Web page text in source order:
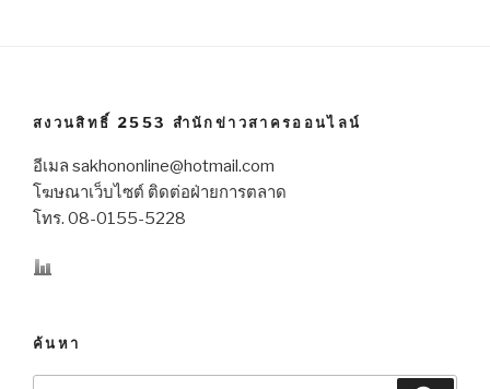
สงวนสิทธิ์ 2553 สำนักข่าวสาครออนไลน์
อีเมล sakhononline@hotmail.com
โฆษณาเว็บไซต์ ติดต่อฝ่ายการตลาด
โทร. 08-0155-5228
ค้นหา